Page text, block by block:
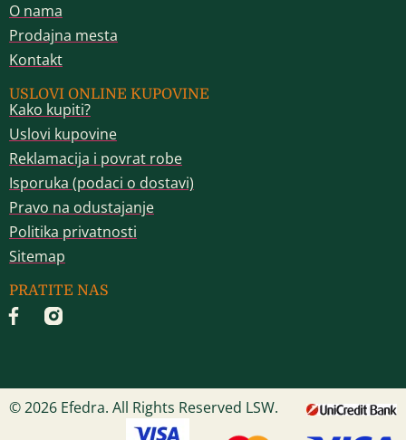
O nama
Prodajna mesta
Kontakt
USLOVI ONLINE KUPOVINE
Kako kupiti?
Uslovi kupovine
Reklamacija i povrat robe
Isporuka (podaci o dostavi)
Pravo na odustajanje
Politika privatnosti
Sitemap
PRATITE NAS
© 2026 Efedra. All Rights Reserved LSW.